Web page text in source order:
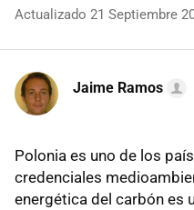
Actualizado 21 Septiembre
Jaime Ramos
Polonia es uno de los
credenciales
energética del carbón es